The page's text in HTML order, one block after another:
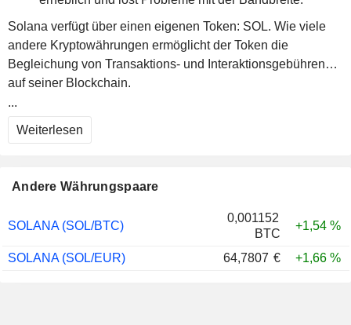
Solana verfügt über einen eigenen Token: SOL. Wie viele
andere Kryptowährungen ermöglicht der Token die
Begleichung von Transaktions- und Interaktionsgebühren
auf seiner Blockchain.
...
Weiterlesen
Andere Währungspaare
SOLANA (SOL/BTC)
0,001152
BTC
+1,54 %
SOLANA (SOL/EUR) 64,7807 € +1,66 %